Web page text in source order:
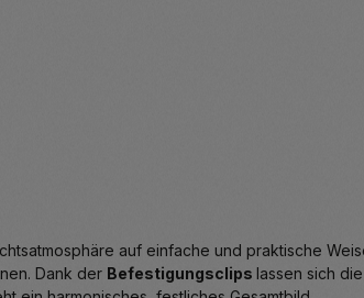
auf einfache und praktische
Dank der Befestigungsclips lassen sich